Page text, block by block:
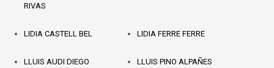
RIVAS
LIDIA CASTELL BEL LIDIA FERRE FERRE
LLUIS AUDI DIEGO LLUIS PINO ALPAÑES